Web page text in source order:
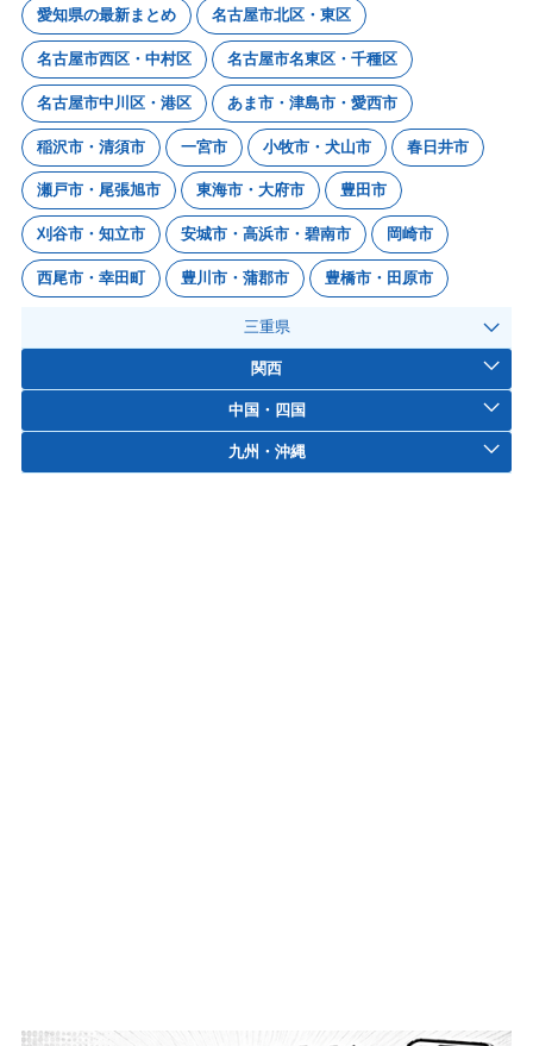
愛知県の最新まとめ 名古屋市北区・東区
名古屋市西区・中村区 名古屋市名東区・千種区
名古屋市中川区・港区 あま市・津島市・愛西市
稲沢市・清須市 一宮市 小牧市・犬山市 春日井市
瀬戸市・尾張旭市 東海市・大府市 豊田市
刈谷市・知立市 安城市・高浜市・碧南市 岡崎市
西尾市・幸田町 豊川市・蒲郡市 豊橋市・田原市
三重県
関西
中国・四国
九州・沖縄